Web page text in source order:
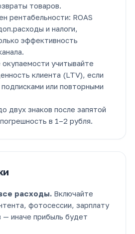
товаров.
рентабельности: ROAS
и налоги,
эффективность
учитывайте
клиента (LTV), если
или повторными
двух знаков после запятой
в 1–2 рубля.
расходы. Включайте
фотосессии, зарплату
— иначе прибыль будет